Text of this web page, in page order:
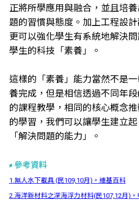
正將所學應用與融合，並且培
題的習慣與態度。加上工程設
更可以強化學生有系統地解決
學生的科技「素養」。
這樣的「素養」能力當然不是
養完成，但是相信透過不同年
的課程教學，相同的核心概念
的學習，我們可以讓學生建立
「解決問題的能力」。
參考資料
1.無人水下載具 (民109,10月)。維基百科
2.海洋新材料之深海浮力材料(民107,12月)